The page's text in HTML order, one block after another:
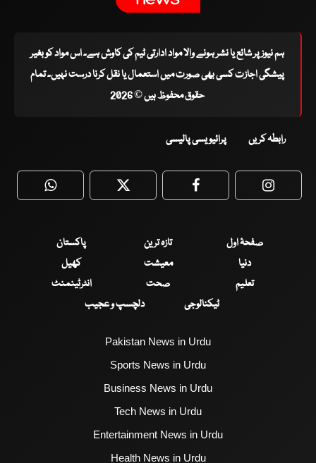
ہم نیوز پر شائع یا نشر ہونے والا مواد ادارتی ٹیم کی کاوش ہے۔ اس مواد کو بغیر
پیشگی اجازت کسی بھی صورت میں استعمال یا نقل کرنا درست نہیں۔ تمام
حقوق محفوظ ہیں © 2026
رابطہ کریں پرائیویسی پالیسی
WhatsApp Twitter Facebook
صفحۂ اول تازہ ترین
پاکستان
دنیا
معیشت
کھیل
تعلیم
صحت
انٹرٹینمنٹ
ٹیکنالوجی
دلچسپ و عجیب
Pakistan News in Urdu
Sports News in Urdu
Business News in Urdu
Tech News in Urdu
Entertainment News in Urdu
Health News in Urdu